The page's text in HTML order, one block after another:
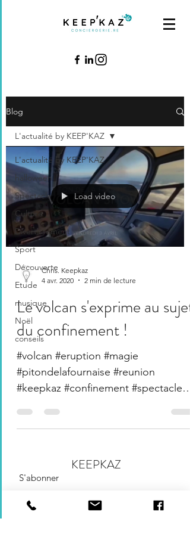
Blog
L'actualité by KEEP'KAZ
halloween
Spectacle
Culture
Divertissement
Sport
Découverte
Etude
musique
Noël
conseils
L'actualité by KEEP'KAZ
Load video
Chris. Keepkaz
4 avr. 2020
2 min de lecture
Le volcan s'exprime au sujet
du confinement !
#volcan #eruption #magie
#pitondelafournaise #reunion
#keepkaz #confinement #spectacle
KEEPKAZ
S'abonner